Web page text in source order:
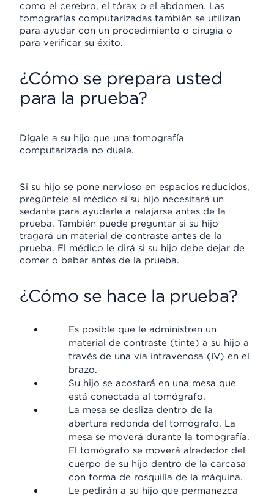
como el cerebro, el tórax o el abdomen. Las
tomografías computarizadas también se utilizan
para ayudar con un procedimiento o cirugía o
para verificar su éxito.
¿Cómo se prepara usted
para la prueba?
Dígale a su hijo que una tomografía
computarizada no duele.
Si su hijo se pone nervioso en espacios reducidos,
pregúntele al médico si su hijo necesitará un
sedante para ayudarle a relajarse antes de la
prueba. También puede preguntar si su hijo
tragará un material de contraste antes de la
prueba. El médico le dirá si su hijo debe dejar de
comer o beber antes de la prueba.
¿Cómo se hace la prueba?
Es posible que le administren un
material de contraste (tinte) a su hijo a
través de una vía intravenosa (IV) en el
brazo.
Su hijo se acostará en una mesa que
está conectada al tomógrafo.
La mesa se desliza dentro de la
abertura redonda del tomógrafo. La
mesa se moverá durante la tomografía.
El tomógrafo se moverá alrededor del
cuerpo de su hijo dentro de la carcasa
con forma de rosquilla de la máquina.
Le pedirán a su hijo que permanezca